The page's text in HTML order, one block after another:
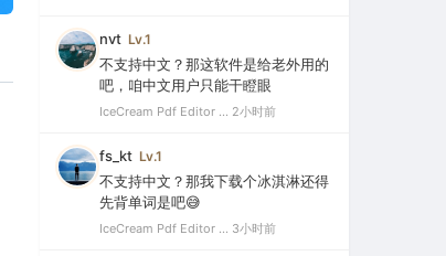
nvt Lv.1
不支持中文？那这软件是给老外用的
吧，咱中文用户只能干瞪眼
IceCream Pdf Editor Pro 3.32 破解便携版（冰淇淋PDF编辑器） 2小时前
fs_kt Lv.1
不支持中文？那我下载个冰淇淋还得
先背单词是吧😅
IceCream Pdf Editor Pro 3.32 破解便携版（冰淇淋PDF编辑器） 3小时前